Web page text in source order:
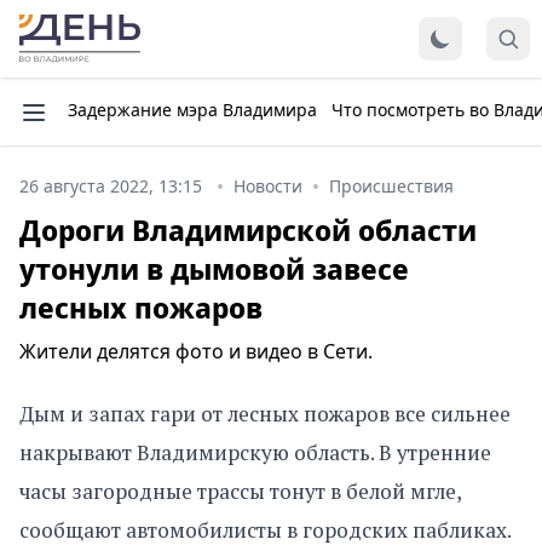
Задержание мэра Владимира Что посмотреть во
26 августа 2022, 13:15 Новости Происшествия
Дороги Владимирской области
утонули в дымовой завесе
лесных пожаров
Жители делятся фото и видео в Сети.
Дым и запах гари от лесных пожаров все сильнее
накрывают Владимирскую область. В утренние
часы загородные трассы тонут в белой мгле,
сообщают автомобилисты в городских пабликах.